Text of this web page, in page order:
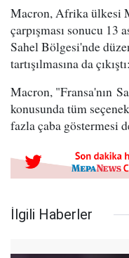
Macron, Afrika ülkesi
çarpışması sonucu 13
Sahel Bölgesi'nde
tartışılmasına da çıkıştı:
Macron, "Fransa'nın
konusunda tüm
fazla çaba göstermesi
İlgili Haberler